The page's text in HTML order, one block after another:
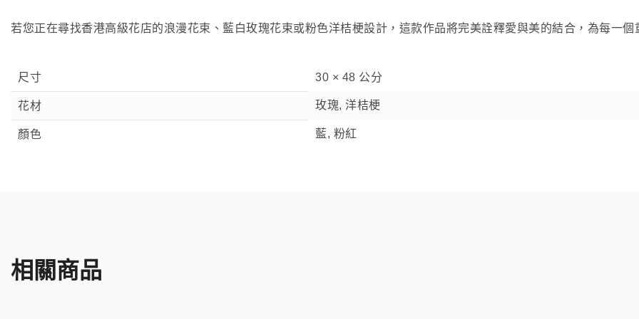
若您正在尋找香港高級花店的浪漫花束、藍白玫瑰花束或粉色洋桔梗設計，這款作品將完美詮釋愛與美的結合，為每一個
尺寸 30 × 48 公分
花材 玫瑰, 洋桔梗
顏色 藍, 粉紅
相關商品